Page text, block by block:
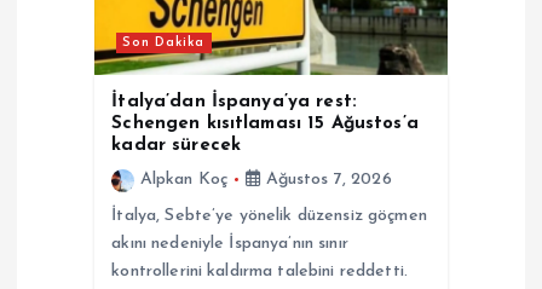
Son Dakika
İtalya’dan İspanya’ya rest:
Schengen kısıtlaması 15 Ağustos’a
kadar sürecek
Alpkan Koç
Ağustos 7, 2026
İtalya, Sebte’ye yönelik düzensiz göçmen
akını nedeniyle İspanya’nın sınır
kontrollerini kaldırma talebini reddetti.